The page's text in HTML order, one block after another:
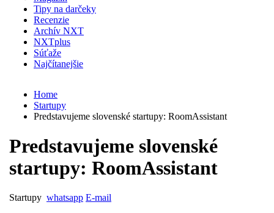
Tipy na darčeky
Recenzie
Archív NXT
NXTplus
Súťaže
Najčítanejšie
Home
Startupy
Predstavujeme slovenské startupy: RoomAssistant
Predstavujeme slovenské
startupy: RoomAssistant
Startupy whatsapp E-mail